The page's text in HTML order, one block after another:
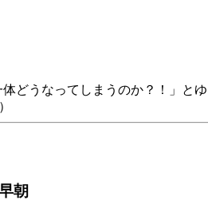
どうなってしまうのか？！」と
朝